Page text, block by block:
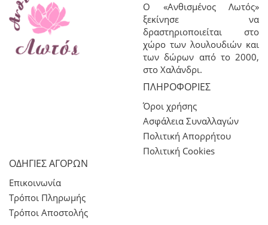
Ο «Ανθισμένος Λωτός»
ξεκίνησε να
δραστηριοποιείται στο
χώρο των λουλουδιών και
των δώρων από το 2000,
στο Χαλάνδρι.
ΠΛΗΡΟΦΟΡΊΕΣ
Όροι χρήσης
Ασφάλεια Συναλλαγών
Πολιτική Απορρήτου
Πολιτική Cookies
ΟΔΗΓΙΕΣ ΑΓΟΡΩΝ
Επικοινωνία
Τρόποι Πληρωμής
Τρόποι Αποστολής